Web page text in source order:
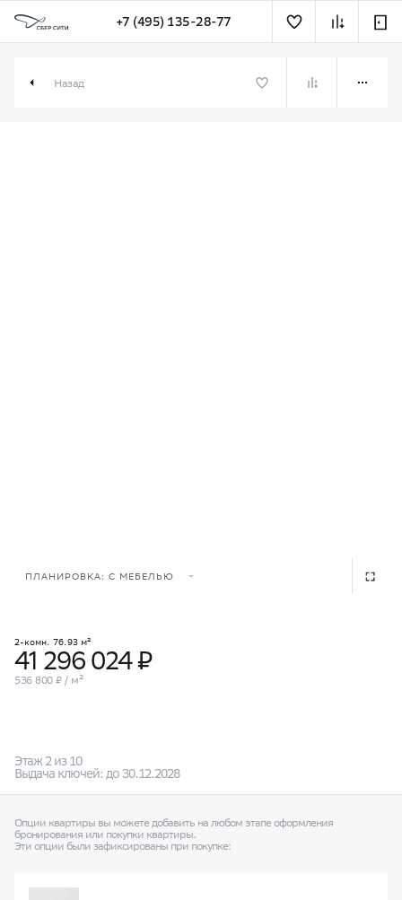
+7 (495) 135-28-77
Назад
ПЛАНИРОВКА: С МЕБЕЛЬЮ
2-комн. 76.93 м²
41 296 024 ₽
536 800 ₽ / м²
Этаж 2 из 10
Выдача ключей: до 30.12.2028
Опции квартиры вы можете добавить на любом этапе оформления
бронирования или покупки квартиры.
Эти опции были зафиксированы при покупке: